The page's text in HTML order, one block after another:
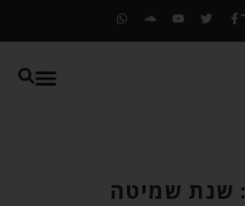
שנת שמיטה